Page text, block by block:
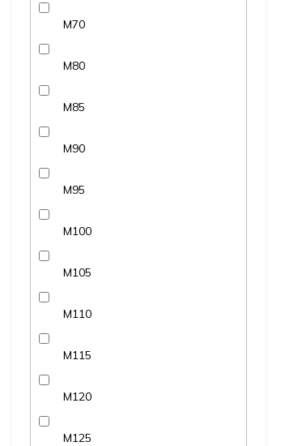
M70
M80
M85
M90
M95
M100
M105
M110
M115
M120
M125